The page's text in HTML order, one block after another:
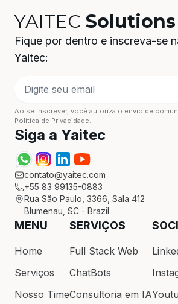
YAITEC Solutions
Fique por dentro e inscreva-se
Yaitec:
Ao se inscrever, você autoriza o envio de
Política de Privacidade.
Siga a Yaitec
contato@yaitec.com
+55 83 99135-0883
Rua São Paulo, 3366, Sala 412
Blumenau, SC - Brazil
MENU
Home
Serviços
Nosso Time
SERVIÇOS
Full Stack Web
ChatBots
Consultoria em IA